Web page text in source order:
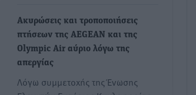
Ακυρώσεις και τροποποιήσεις
πτήσεων της AEGEAN και της
Olympic Air αύριο λόγω της
απεργίας
Λόγω συμμετοχής της Ένωσης